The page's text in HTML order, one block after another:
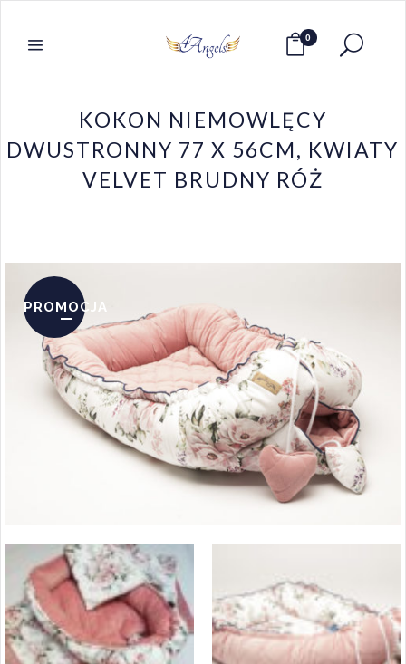
0
KOKON NIEMOWLĘCY
DWUSTRONNY 77 X 56CM, KWIATY
VELVET BRUDNY RÓŻ
PROMOCJA